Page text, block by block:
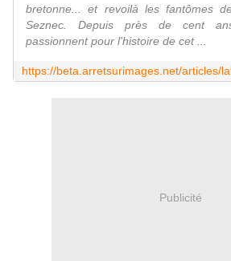
bretonne... et revoilà les fantômes
Seznec. Depuis près de cent
passionnent pour l'histoire de cet ...
Publicité